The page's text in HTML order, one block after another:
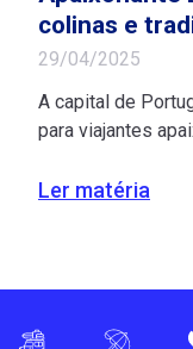
colinas e
29/04/2025
A capital de
para viajantes
extensas,
Ler matéria